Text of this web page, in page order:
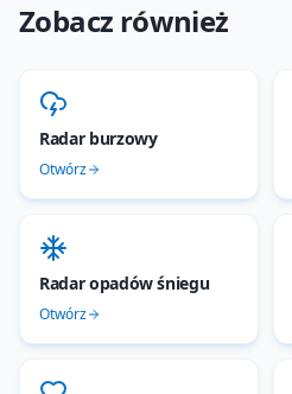
Zobacz również
Radar burzowy
Otwórz
Radar opadów śniegu
Otwórz